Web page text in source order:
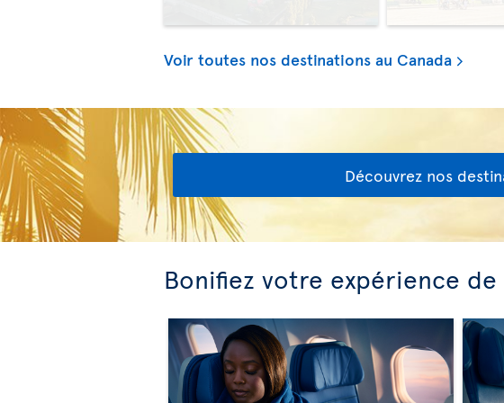
Voir toutes nos destinations au Canada
Découvrez nos
Bonifiez votre expérience de